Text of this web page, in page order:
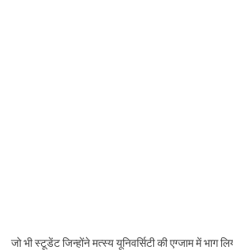
जो भी स्टूडेंट जिन्होंने मत्स्य यूनिवर्सिटी की एग्जाम में भाग